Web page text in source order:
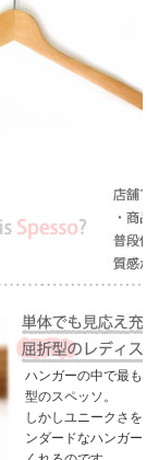
ハンガーの中で最も
型のスペッソ。
しかしユニークさを
ンダードなハンガー